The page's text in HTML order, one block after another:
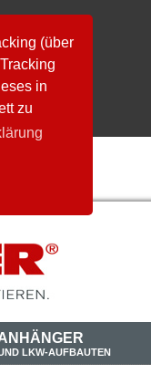
(über
in
zu
LKW-AUFBAUTEN